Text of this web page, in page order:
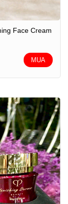
Face Cream
MUA